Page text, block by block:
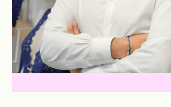
Havea Pharma-Direction commerciale